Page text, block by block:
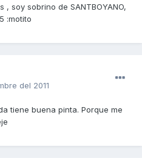
soy sobrino de SANTBOYANO,
:motito
del 2011
tiene buena pinta. Porque me